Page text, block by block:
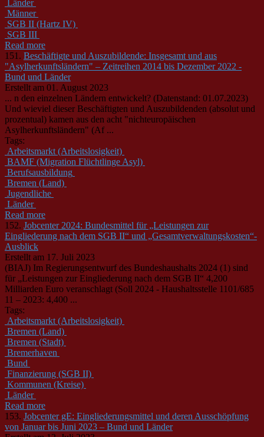
Länder
Männer
SGB II (Hartz IV)
SGB III
Read more
151. Beschäftigte und Auszubildende: Insgesamt und aus
"Asylherkunftsländern" – Zeitreihen 2014 bis Dezember 2022 -
Bund und Länder
Erstellt am 01. August 2023
... n den einzelnen Ländern entwickelt? (Datenstand: 01.07.2023)
Und wieviel dieser Beschäftigten und Auszubildenden (absolut und
prozentual) kamen aus den acht "nichteuropäischen
Asylherkunftsländern" (Af ...
Tags:
Arbeitsmarkt (Arbeitslosigkeit)
BAMF (Migration Flüchtlinge Asyl)
Berufsausbildung
Bremen (Land)
Jugendliche
Länder
Read more
152. Jobcenter 2024: Bundesmittel für „Leistungen zur
Eingliederung nach dem SGB II“ und „Gesamtverwaltungskosten“-
Ausblick
Erstellt am 17. Juli 2023
(BIAJ) Im Regierungsentwurf des Bundeshaushalts 2024 (1) sind
für „Leistungen zur Eingliederung nach dem SGB II“ 4,200
Milliarden Euro veranschlagt (Soll 2024 - Haushaltsstelle 1101/685
11 – 2023: 4,400 ...
Tags:
Arbeitsmarkt (Arbeitslosigkeit)
Bremen (Land)
Bremen (Stadt)
Bremerhaven
Bund
Finanzierung (SGB II)
Kommunen (Kreise)
Länder
Read more
153. Jobcenter gE: Eingliederungsmittel und deren Ausschöpfung
von Januar bis Juni 2023 – Bund und Länder